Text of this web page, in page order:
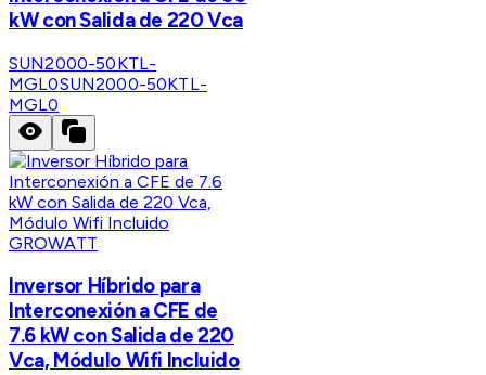
kW con Salida de 220 Vca
SUN2000-50KTL-
MGL0SUN2000-50KTL-
MGL0
GROWATT
Inversor Híbrido para
Interconexión a CFE de
7.6 kW con Salida de 220
Vca, Módulo Wifi Incluido